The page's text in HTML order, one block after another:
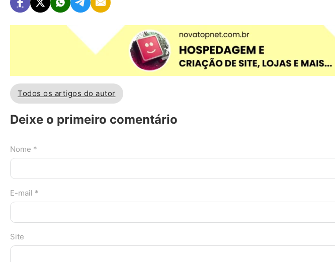
Todos os artigos do autor
Deixe o primeiro comentário
Nome *
E-mail *
Site